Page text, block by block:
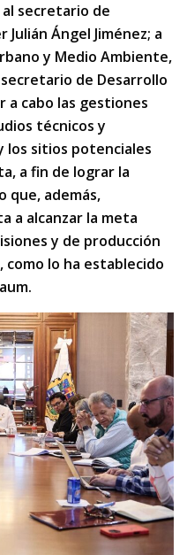
secretario de
Ángel Jiménez; a
y Medio Ambiente,
de Desarrollo
a cabo las gestiones
técnicos y
los sitios potenciales
a fin de lograr la
que, además,
a alcanzar la meta
y de producción
como lo ha establecido